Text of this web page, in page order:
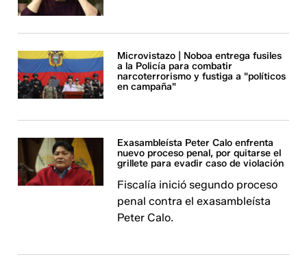
Microvistazo | Noboa entrega fusiles
a la Policía para combatir
narcoterrorismo y fustiga a "políticos
en campaña"
Exasambleísta Peter Calo enfrenta
nuevo proceso penal, por quitarse el
grillete para evadir caso de violación
Fiscalía inició segundo proceso
penal contra el exasambleísta
Peter Calo.